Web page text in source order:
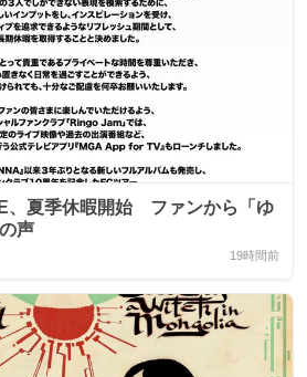
、夏季休暇開始 ファンから「ゆ
声
19時間前